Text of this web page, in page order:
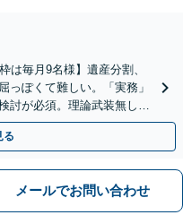
は毎月9名様】遺産分割、
っぽくて難しい。「実務」
討が必須。理論武装無しで
る
メールでお問い合わせ